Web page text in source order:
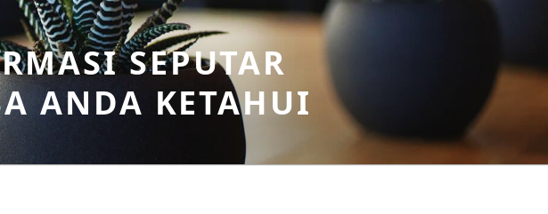
SEPUTAR
ANDA KETAHUI